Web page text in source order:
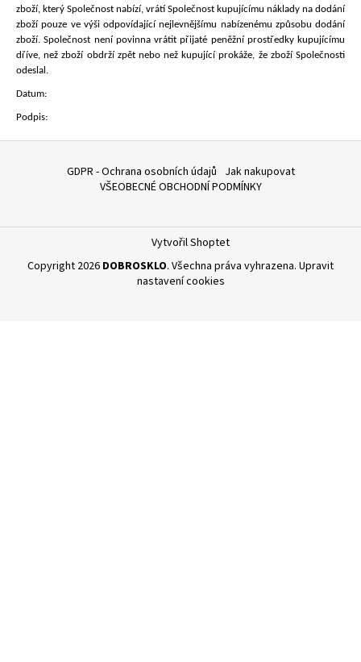
zboží, který Společnost nabízí, vrátí Společnost kupujícímu náklady na dodání
zboží pouze ve výši odpovídající nejlevnějšímu nabízenému způsobu dodání
zboží. Společnost není povinna vrátit přijaté peněžní prostředky kupujícímu
dříve, než zboží obdrží zpět nebo než kupující prokáže, že zboží Společnosti
odeslal.
Datum:
Podpis:
t
GDPR - Ochrana osobních údajů Jak nakupovat
VŠEOBECNÉ OBCHODNÍ PODMÍNKY
Vytvořil Shoptet
Copyright 2026 DOBROSKLO. Všechna práva vyhrazena. Upravit
nastavení cookies